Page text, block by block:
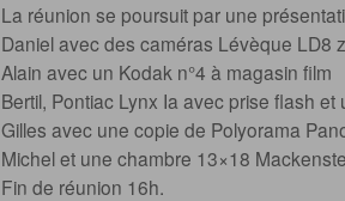
La réunion se poursuit par une
Daniel avec des caméras Lévèque LD8
Alain avec un Kodak n°4 à magasin film
Bertil, Pontiac Lynx Ia avec prise flash
Gilles avec une copie de Polyorama
Michel et une chambre 13×18
Fin de réunion 16h.